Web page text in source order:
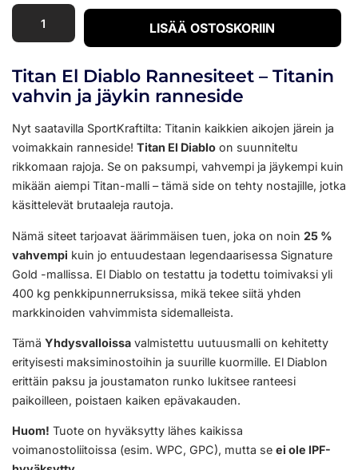
LISÄÄ OSTOSKORIIN
Titan El Diablo Rannesiteet – Titanin
vahvin ja jäykin ranneside
Nyt saatavilla SportKraftilta: Titanin kaikkien aikojen järein ja
voimakkain ranneside! Titan El Diablo on suunniteltu
rikkomaan rajoja. Se on paksumpi, vahvempi ja jäykempi kuin
mikään aiempi Titan-malli – tämä side on tehty nostajille, jotka
käsittelevät brutaaleja rautoja.
Nämä siteet tarjoavat äärimmäisen tuen, joka on noin 25 %
vahvempi kuin jo entuudestaan legendaarisessa Signature
Gold -mallissa. El Diablo on testattu ja todettu toimivaksi yli
400 kg penkkipunnerruksissa, mikä tekee siitä yhden
markkinoiden vahvimmista sidemalleista.
Tämä Yhdysvalloissa valmistettu uutuusmalli on kehitetty
erityisesti maksiminostoihin ja suurille kuormille. El Diablon
erittäin paksu ja joustamaton runko lukitsee ranteesi
paikoilleen, poistaen kaiken epävakauden.
Huom! Tuote on hyväksytty lähes kaikissa
voimanostoliitoissa (esim. WPC, GPC), mutta se ei ole IPF-